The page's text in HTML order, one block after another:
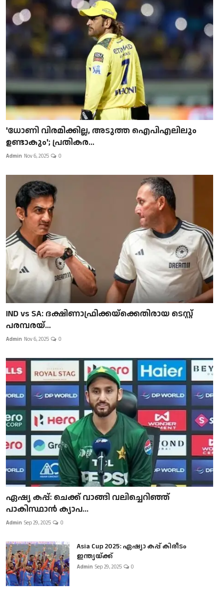
'ധോണി വിരമിക്കില്ല, അടുത്ത ഐപിഎലിലും
ഉണ്ടാകും'; പ്രതികര...
Admin Nov 6, 2025 0
IND vs SA: ദക്ഷിണാഫ്രിക്കയ്‌ക്കെതിരായ ടെസ്റ്റ്
പരമ്പരയ്...
Admin Nov 6, 2025 0
ഏഷ്യ കപ്പ്: ചെക്ക് വാങ്ങി വലിച്ചെറിഞ്ഞ്
പാകിസ്ഥാൻ ക്യാപ...
Admin Sep 29, 2025 0
Asia Cup 2025: ഏഷ്യാ കപ്പ് കിരീടം
ഇന്ത്യയ്ക്ക്
Admin Sep 29, 2025 0